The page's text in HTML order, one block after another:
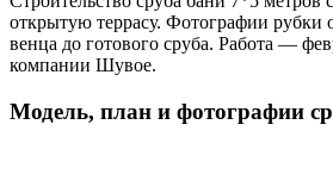
открытую террасу. Фотографии рубки
венца до готового сруба. Работа —
компании Шувое.
Модель, план и фотографии